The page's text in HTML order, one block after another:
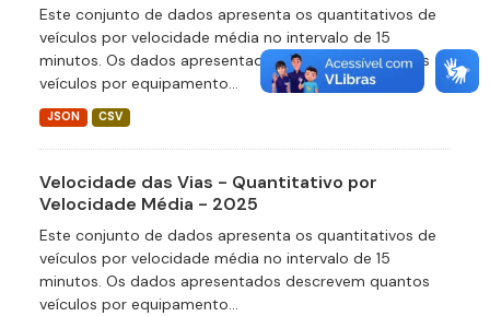
Este conjunto de dados apresenta os quantitativos de
veículos por velocidade média no intervalo de 15
minutos. Os dados apresentados descrevem quantos
veículos por equipamento...
JSON CSV
Velocidade das Vias - Quantitativo por
Velocidade Média - 2025
Este conjunto de dados apresenta os quantitativos de
veículos por velocidade média no intervalo de 15
minutos. Os dados apresentados descrevem quantos
veículos por equipamento...